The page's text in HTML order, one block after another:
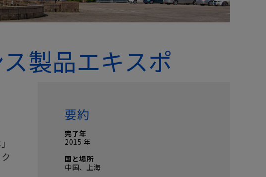
製品エキスポ
要約
完了年
2015 年
国と場所
中国、上海